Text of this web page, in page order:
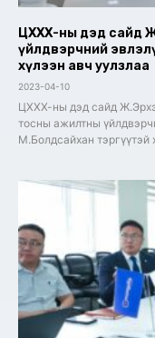
ЦХХХ-ны дэд сайд
үйлдвэрчний
хүлээн авч уулзлаа
2023-04-10
ЦХХХ-ны дэд сайд
тосны ажилтны
М.Болдсайхан